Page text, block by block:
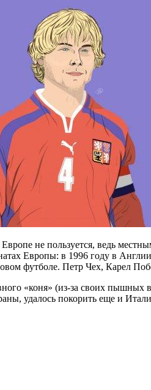
не пользуется, ведь
Европы: в 1996 году в
футболе. Петр Чех, Карел
«коня» (из-за своих
удалось покорить еще и